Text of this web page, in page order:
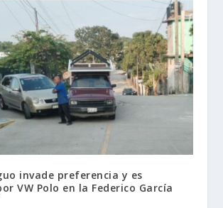
invade preferencia y es
VW Polo en la Federico García